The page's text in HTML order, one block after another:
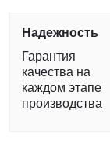
Надежность
Гарантия
качества на
каждом этапе
производства